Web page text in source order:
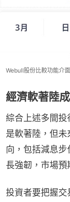
Webull股份比較功能介
經濟軟著陸
綜合上述多間
是軟著陸，但
向，包括減息
長強韌，市場預
投資者要把握交